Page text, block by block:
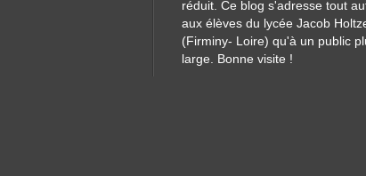
réduit. Ce blog s'adresse tout
aux élèves du lycée Jacob
(Firminy- Loire) qu'à un public
large. Bonne visite !